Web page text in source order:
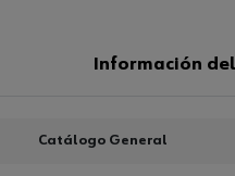
Información
Catálogo General